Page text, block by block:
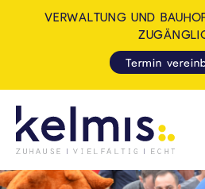
KELMIS - LA
VERWALTUNG UND
Termin